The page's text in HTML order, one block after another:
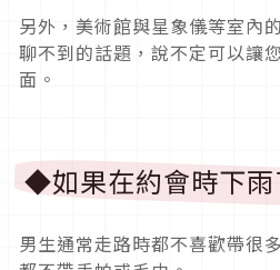
另外，美術館與星象儀等室內
聊不到的話題，說不定可以讓
面。
◆如果在約會時下雨
男生通常走路時都不喜歡帶很